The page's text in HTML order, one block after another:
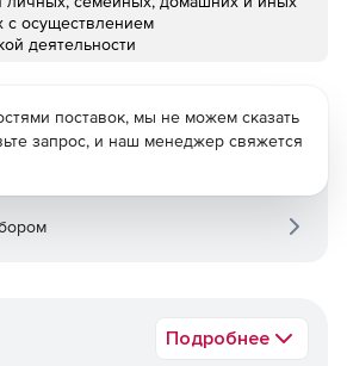
с осуществлением
деятельности
Подробнее
поставок, мы не можем сказать
запрос, и наш менеджер свяжется